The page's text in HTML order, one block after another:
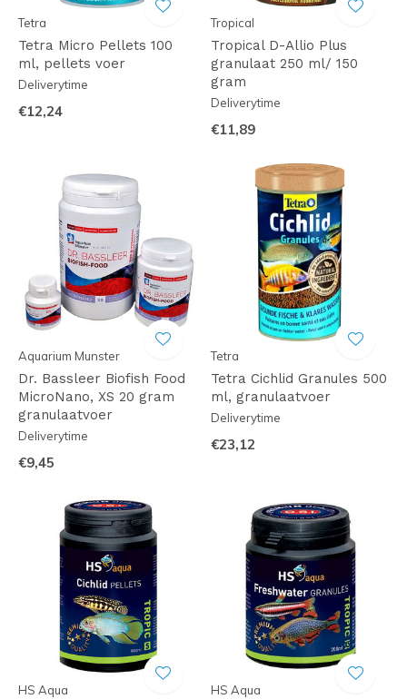
Tetra
Tetra Micro Pellets 100
ml, pellets voer
Deliverytime
€12,24
Tropical
Tropical D-Allio Plus
granulaat 250 ml/ 150
gram
Deliverytime
€11,89
Aquarium Munster
Dr. Bassleer Biofish Food
MicroNano, XS 20 gram
granulaatvoer
Deliverytime
€9,45
Tetra
Tetra Cichlid Granules 500
ml, granulaatvoer
Deliverytime
€23,12
HS Aqua HS Aqua